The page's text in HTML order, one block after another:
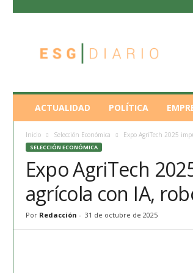
ACTUALIDAD POLÍTICA
Inicio Selección Económica Expo AgriTech 2025
SELECCIÓN ECONÓMICA
Expo AgriTech
agrícola con IA,
Por Redacción - 31 de octubre de 2025